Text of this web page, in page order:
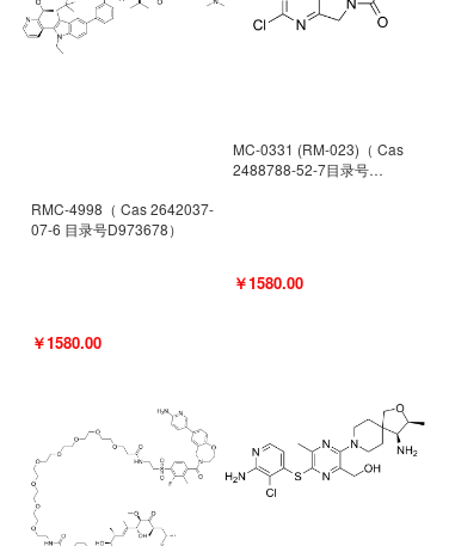
RMC-4998（ Cas 2642037-
07-6 目录号D973678）
￥1580.00
MC-0331 (RM-023)（ Cas
2488788-52-7目录号
￥1580.00